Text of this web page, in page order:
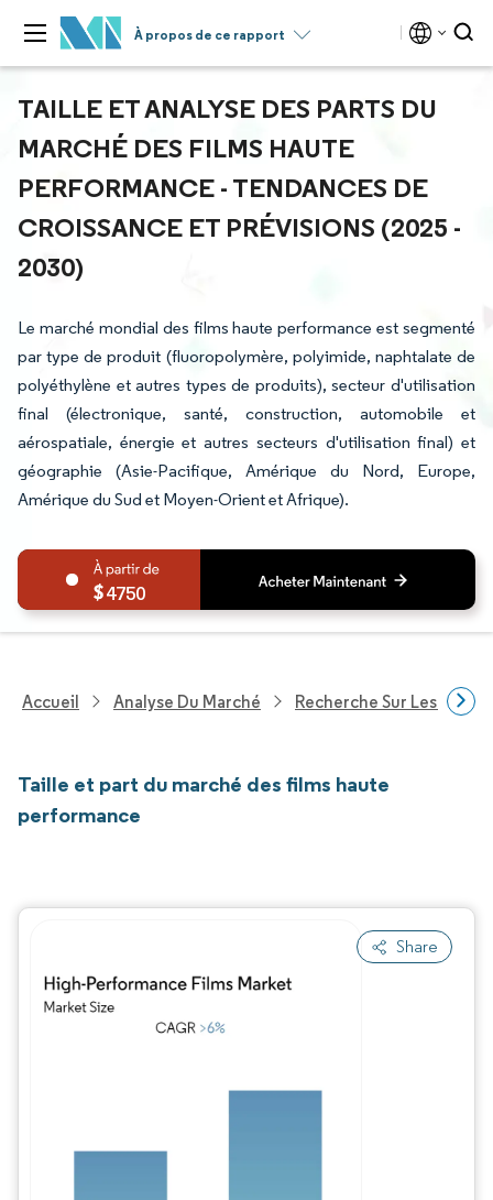
À propos de ce rapport
TAILLE ET ANALYSE DES PARTS DU
MARCHÉ DES FILMS HAUTE
PERFORMANCE - TENDANCES DE
CROISSANCE ET PRÉVISIONS (2025 -
2030)
Le marché mondial des films haute performance est segmenté
par type de produit (fluoropolymère, polyimide, naphtalate de
polyéthylène et autres types de produits), secteur d'utilisation
final (électronique, santé, construction, automobile et
aérospatiale, énergie et autres secteurs d'utilisation final) et
géographie (Asie-Pacifique, Amérique du Nord, Europe,
Amérique du Sud et Moyen-Orient et Afrique).
4750
Accueil Analyse Du Marché Recherche Sur Les
Taille et part du marché des films haute
performance
Share